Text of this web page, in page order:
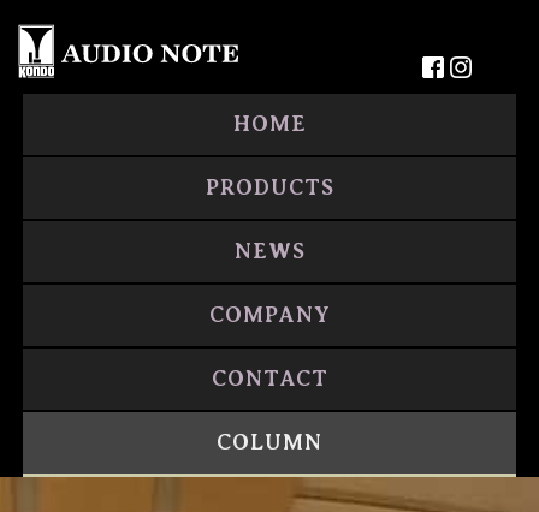
HOME
PRODUCTS
NEWS
COMPANY
CONTACT
COLUMN